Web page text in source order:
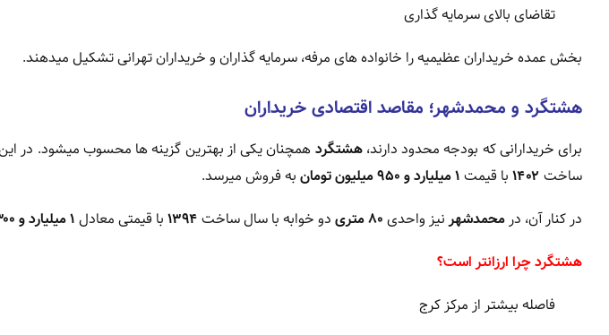
تقاضای بالای سرمایه گذاری
بخش عمده خریداران عظیمیه را خانواده های مرفه، سرمایه گذاران و خریداران تهرانی تشکیل میدهند.
هشتگرد و محمدشهر؛ مقاصد اقتصادی خریداران
برای خریدارانی که بودجه محدود دارند،هشتگرد همچنان یکی از بهترین گزینه ها محسوب میشود. در
ساخت ۱۴۰۲ با قیمت ۱ میلیارد و ۹۵۰ میلیون تومان
به فروش میرسد.
در کنار آن، در محمدشهر نیز واحدی ۸۰ متری دو خوابه با سال ساخت ۱۳۹۴ با قیمتی معادل ۱ میلیارد و ۳۰۰ میلیون تومان
هشتگرد چرا ارزانتر است؟
فاصله بیشتر از مرکز کرج